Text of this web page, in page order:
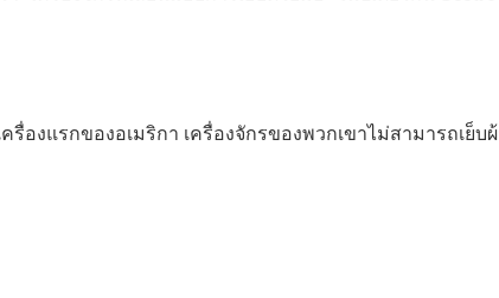
งแรกของอเมริกา เครื่องจักรของพวกเขาไม่สามารถเย็บ